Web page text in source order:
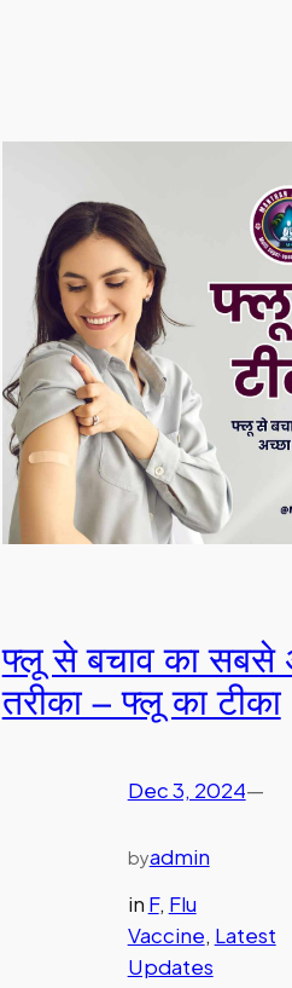
फ्लू से बचाव का सबसे
तरीका – फ्लू का टीका
Dec 3, 2024—
byadmin
in F, Flu
Vaccine, Latest
Updates